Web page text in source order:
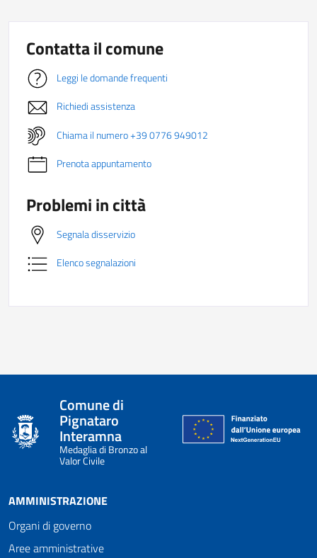
Contatta il comune
Leggi le domande frequenti
Richiedi assistenza
Chiama il numero +39 0776 949012
Prenota appuntamento
Problemi in città
Segnala disservizio
Elenco segnalazioni
Comune di
Pignataro
Interamna
Medaglia di Bronzo al
Valor Civile
AMMINISTRAZIONE
Organi di governo
Aree amministrative